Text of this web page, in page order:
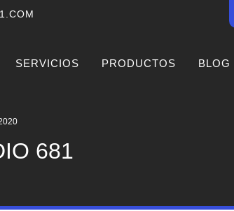
SERVICIOS PRODUCTOS BLOG
681